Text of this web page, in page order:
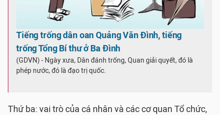
Tiếng trống dân oan Quảng Văn Đình, tiếng
trống Tổng Bí thư ở Ba Đình
(GDVN) - Ngày xưa, Dân đánh trống, Quan giải quyết, đó là
phép nước, đó là đạo trị quốc.
Thứ ba: vai trò của cá nhân và các cơ quan Tổ chức,